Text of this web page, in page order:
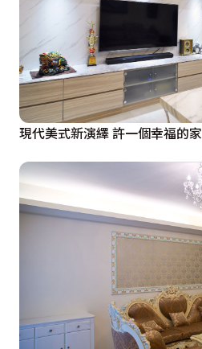
現代美式新演繹 許一個幸福的家